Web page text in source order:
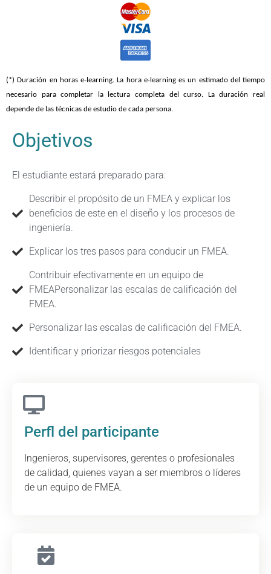
(*) Duración en horas e-learning. La hora e-learning es un estimado del tiempo
necesario para completar la lectura completa del curso. La duración real
depende de las técnicas de estudio de cada persona.
Objetivos
El estudiante estará preparado para:
Describir el propósito de un FMEA y explicar los
beneficios de este en el diseño y los procesos de
ingeniería.
Explicar los tres pasos para conducir un FMEA.
Contribuir efectivamente en un equipo de
FMEAPersonalizar las escalas de calificación del
FMEA.
Personalizar las escalas de calificación del FMEA.
Identificar y priorizar riesgos potenciales
Perfl del participante
Ingenieros, supervisores, gerentes o profesionales
de calidad, quienes vayan a ser miembros o líderes
de un equipo de FMEA.